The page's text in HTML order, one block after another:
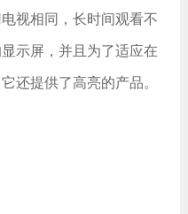
视相同，长时间观看不
示屏，并且为了适应在
还提供了高亮的产品。